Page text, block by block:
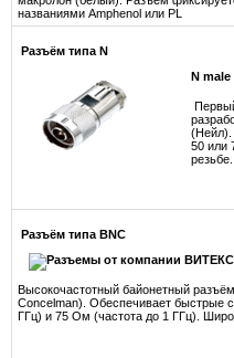
названиями Amphenol или PL
Разъём типа N
N male
(Нейл).
50 или
резьбе.
Разъём типа BNC
Высокочастотный байонетный
Concelman). Обеспечивает быстрые
ГГц) и 75 Ом (частота до 1 ГГц).